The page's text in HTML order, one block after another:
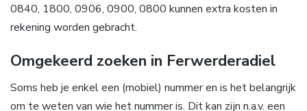
0840, 1800, 0906, 0900, 0800 kunnen extra kosten in
rekening worden gebracht.
Omgekeerd zoeken in Ferwerderadiel
Soms heb je enkel een (mobiel) nummer en is het belangrijk
om te weten van wie het nummer is. Dit kan zijn n.a.v. een